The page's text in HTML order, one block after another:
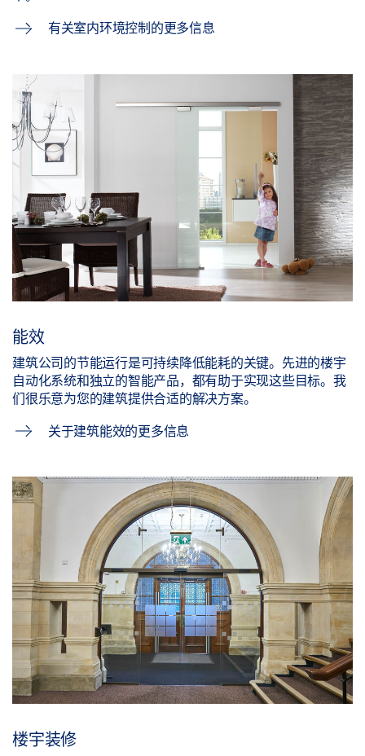
有关室内环境控制的更多信息
能效
建筑公司的节能运行是可持续降低能耗的关键。先进的楼宇
自动化系统和独立的智能产品，都有助于实现这些目标。我
们很乐意为您的建筑提供合适的解决方案。
关于建筑能效的更多信息
楼宇装修